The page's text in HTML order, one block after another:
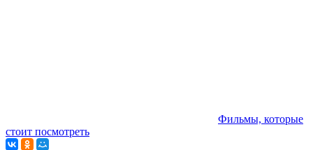
Фильмы, которые
стоит посмотреть